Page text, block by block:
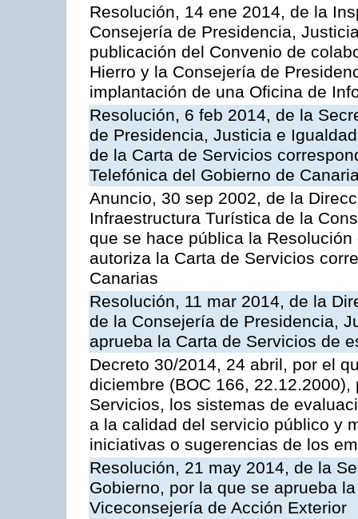
Resolución, 14 ene 2014, de la
Consejería de Presidencia,
publicación del Convenio de
Hierro y la Consejería de
implantación de una Oficina de
Resolución, 6 feb 2014, de la
de Presidencia, Justicia e
de la Carta de Servicios
Telefónica del Gobierno de
Anuncio, 30 sep 2002, de la
Infraestructura Turística de la
que se hace pública la
autoriza la Carta de Servicios
Canarias
Resolución, 11 mar 2014, de la
de la Consejería de Presidencia,
aprueba la Carta de Servicios de
Decreto 30/2014, 24 abril, por el
diciembre (BOC 166,
Servicios, los sistemas de
a la calidad del servicio público y
iniciativas o sugerencias de los
Resolución, 21 may 2014, de la
Gobierno, por la que se aprueba
Viceconsejería de Acción Exterior